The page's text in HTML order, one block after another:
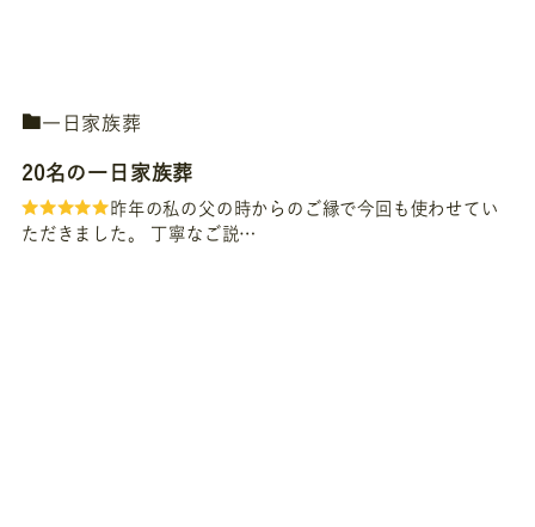
一日家族葬
20名の一日家族葬
昨年の私の父の時からのご縁で今回も使わせてい
ただきました。 丁寧なご説…